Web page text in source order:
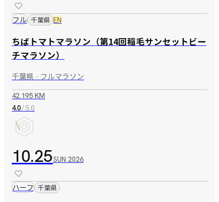
フル 千葉県 EN
ちばトマトマラソン（第14回稲毛サンセットビー
チマラソン）
千葉県 · フルマラソン
42.195 KM
4.0/ 5.0
10.25SUN 2026
ハーフ 千葉県